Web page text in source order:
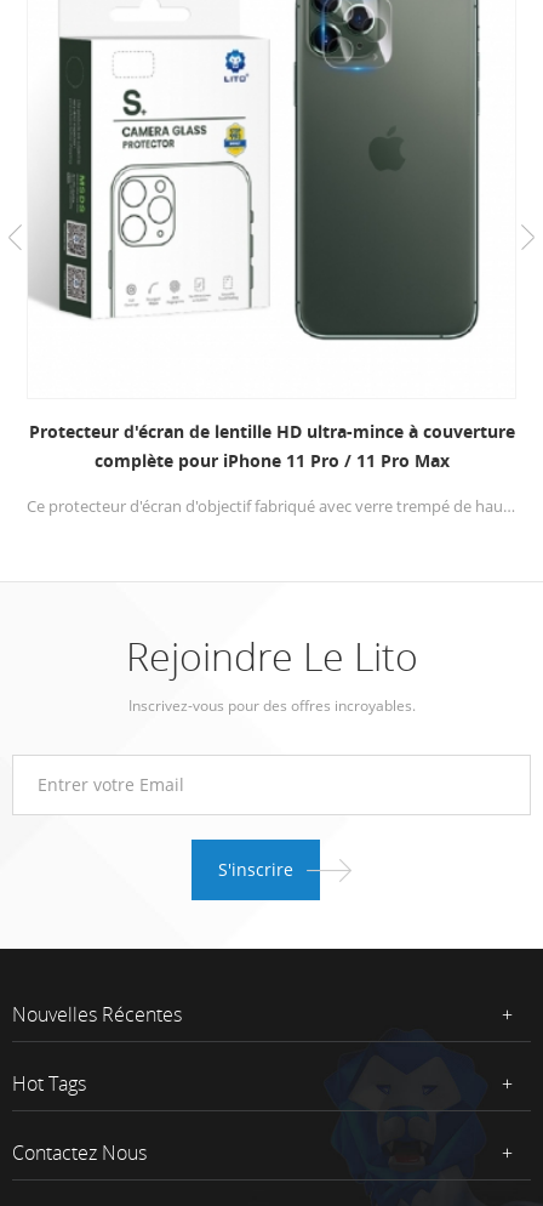
Protecteur d'écran de lentille HD ultra-mince à couverture
complète pour iPhone 11 Pro / 11 Pro Max
Ce protecteur d'écran d'objectif fabriqué avec verre trempé de haute qualité , 0.33mm très mince conception, Dureté 9H , protégez efficacement l'objectif de votre iPhone 11 pro / 11 pro max de briser .
Rejoindre Le Lito
Inscrivez-vous pour des offres incroyables.
Nouvelles Récentes
Hot Tags
Contactez Nous